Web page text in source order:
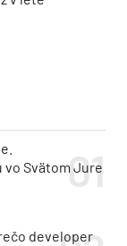
Svätom Jure
developer